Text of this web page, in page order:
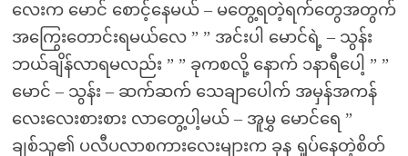
လေးက မောင် စောင့်နေမယ် – မတွေ့ရတဲ့ရက်တွေအတွက်
အကြွေးတောင်းရမယ်လေ ” ” အင်းပါ မောင်ရဲ့ – သွန်း
ဘယ်ချိန်လာရမလည်း ” ” ခုကစလို့ နောက် ၁နာရီပေါ့ ” ”
မောင် – သွန်း – ဆက်ဆက် သေချာပေါက် အမှန်အကန်
လေးလေးစားစား လာတွေ့ပါ့မယ် – အူမွှ မောင်ရေ ”
ချစ်သူ၏ ပလီပလာစကားလေးများက ခုန ရှုပ်နေတဲ့စိတ်